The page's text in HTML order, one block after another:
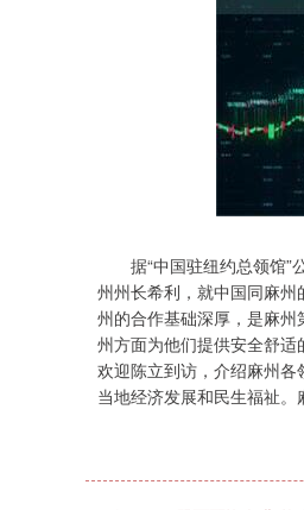
据“中国驻纽约总领馆”
州州长希利，就中国同麻
州的合作基础深厚，是麻
州方面为他们提供安全舒
欢迎陈立到访，介绍麻州
当地经济发展和民生福祉。